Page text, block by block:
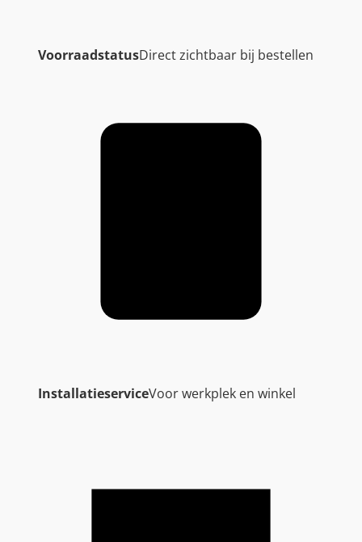
l
VoorraadstatusDirect zichtbaar bij bestellen
InstallatieserviceVoor werkplek en winkel